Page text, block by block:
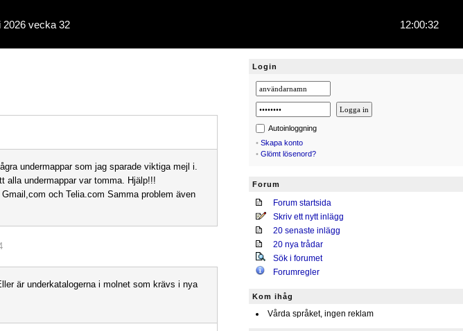
2026 vecka 32 12:00:32
undermappar som jag sparade viktiga mejl i.
alla undermappar var tomma. Hjälp!!!
och Telia.com Samma problem även
är underkatalogerna i molnet som krävs i nya
Login
Autoinloggning
• Skapa konto
• Glömt lösenord?
Forum
Forum startsida
Skriv ett nytt inlägg
20 senaste inlägg
20 nya trådar
Sök i forumet
Forumregler
Kom ihåg
Vårda språket, ingen reklam